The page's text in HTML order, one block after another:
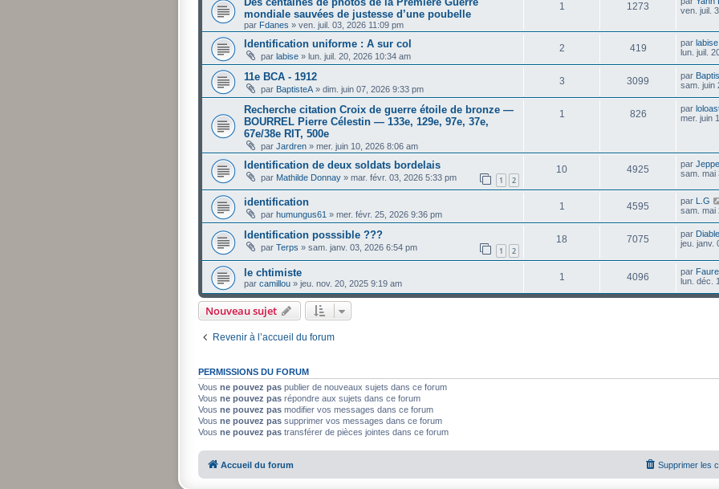
mondiale sauvées de justesse d’une poubelle
par Fdanes » ven. juil. 03, 2026 11:09 pm
1 1273
ven. juil.
Identification uniforme : A sur col
par labise » lun. juil. 20, 2026 10:34 am
2 419 par labise
lun. juil.
11e BCA - 1912
par BaptisteA » dim. juin 07, 2026 9:33 pm
3 3099 par
sam. juin
Recherche citation Croix de guerre étoile de bronze —
BOURREL Pierre Célestin — 133e, 129e, 97e, 37e,
67e/38e RIT, 500e
par Jardren » mer. juin 10, 2026 8:06 am
1 826 par
mer. juin
Identification de deux soldats bordelais
par Mathilde Donnay » mar. févr. 03, 2026 5:33 pm 1 2
10 4925 par
sam. mai
identification
par humungus61 » mer. févr. 25, 2026 9:36 pm
1 4595 par L.G
sam. mai
Identification posssible ???
par Terps » sam. janv. 03, 2026 6:54 pm 1 2
18 7075 par
jeu. janv.
le chtimiste
par camillou » jeu. nov. 20, 2025 9:19 am
1 4096 par Faure
lun. déc.
Nouveau sujet
Revenir à l’accueil du forum
PERMISSIONS DU FORUM
Vous ne pouvez pas publier de nouveaux sujets dans ce forum
Vous ne pouvez pas répondre aux sujets dans ce forum
Vous ne pouvez pas modifier vos messages dans ce forum
Vous ne pouvez pas supprimer vos messages dans ce forum
Vous ne pouvez pas transférer de pièces jointes dans ce forum
Accueil du forum Supprimer les